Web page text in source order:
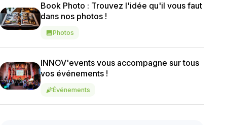
Book Photo : Trouvez l'idée qu'il vous faut
dans nos photos !
imagePhotos
INNOV'events vous accompagne sur tous
vos événements !
celebrationÉvénements